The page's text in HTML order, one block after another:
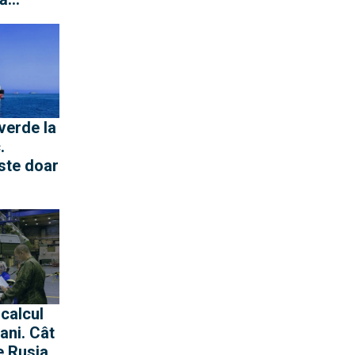
la
doar
Cât